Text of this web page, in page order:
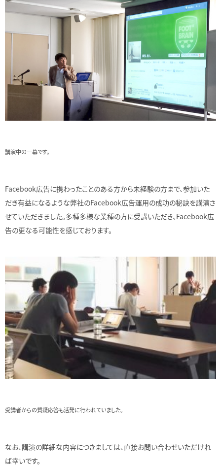
講演中の一幕です。
Facebook広告に携わったことのある方から未経験の方まで、参加いた
だき有益になるような弊社のFacebook広告運用の成功の秘訣を講演さ
せていただきました。多種多様な業種の方に受講いただき、Facebook広
告の更なる可能性を感じております。
受講者からの質疑応答も活発に行われていました。
なお、講演の詳細な内容につきましては、直接お問い合わせいただけれ
ば幸いです。